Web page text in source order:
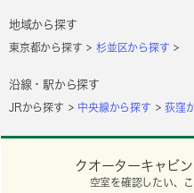
地域から探す
東京都から探す 杉並区から探す
沿線・駅から探す
JRから探す 中央線から探す 荻窪
クオーターキャビ
空室を確認したい、